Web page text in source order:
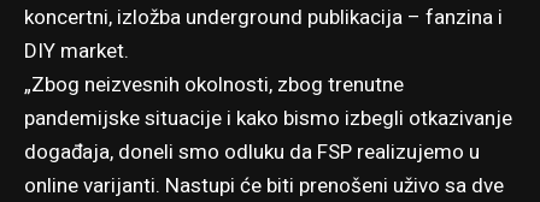
koncertni, izložba underground publikacija – fanzina i
DIY market.
„Zbog neizvesnih okolnosti, zbog trenutne
pandemijske situacije i kako bismo izbegli otkazivanje
događaja, doneli smo odluku da FSP realizujemo u
online varijanti. Nastupi će biti prenošeni uživo sa dve